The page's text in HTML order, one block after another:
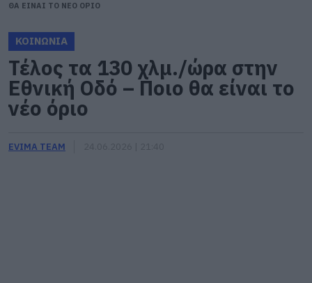
ΘΑ ΕΙΝΑΙ ΤΟ ΝΕΟ ΟΡΙΟ
ΚΟΙΝΩΝΙΑ
Τέλος τα 130 χλμ./ώρα στην
Εθνική Οδό – Ποιο θα είναι το
νέο όριο
EVIMA TEAM